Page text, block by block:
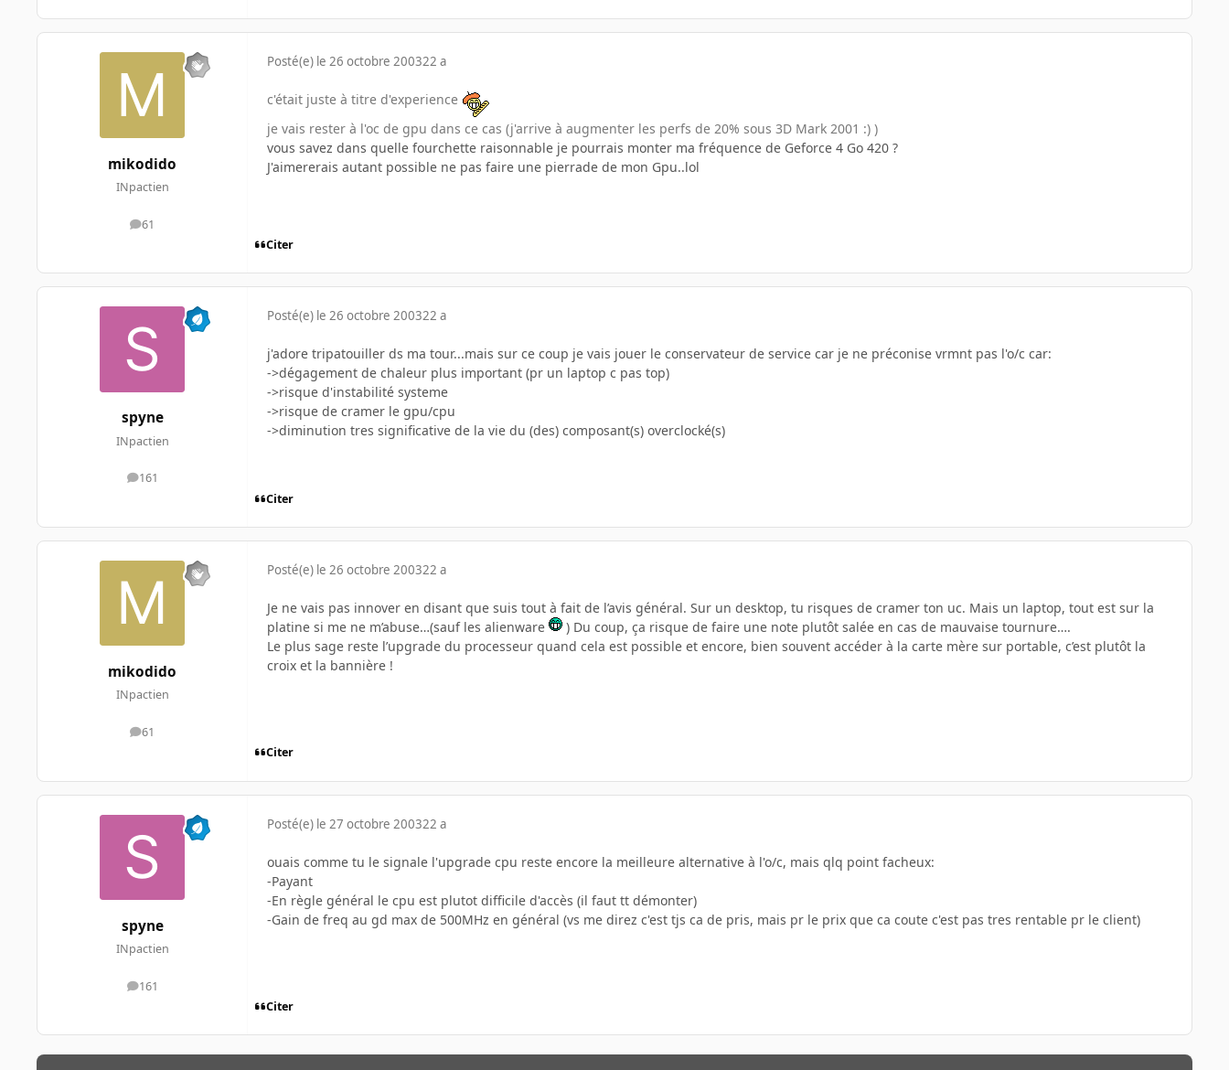
mikodido
INpactien
61
messages
Posté(e) le 26 octobre 200322 a
c'était juste à titre d'experience
je vais rester à l'oc de gpu dans ce cas (j'arrive à augmenter les perfs de 20% sous 3D Mark 2001 :) )
vous savez dans quelle fourchette raisonnable je pourrais monter ma fréquence de Geforce 4 Go 420 ?
J'aimererais autant possible ne pas faire une pierrade de mon Gpu..lol
Citer
spyne
INpactien
161
messages
Posté(e) le 26 octobre 200322 a
j'adore tripatouiller ds ma tour...mais sur ce coup je vais jouer le conservateur de service car je ne préconise vrmnt pas l'o/c car:
->dégagement de chaleur plus important (pr un laptop c pas top)
->risque d'instabilité systeme
->risque de cramer le gpu/cpu
->diminution tres significative de la vie du (des) composant(s) overclocké(s)
Citer
mikodido
INpactien
61
messages
Posté(e) le 26 octobre 200322 a
Je ne vais pas innover en disant que suis tout à fait de l’avis général. Sur un desktop, tu risques de cramer ton uc. Mais un laptop, tout est sur la
platine si me ne m’abuse…(sauf les alienware
) Du coup, ça risque de faire une note plutôt salée en cas de mauvaise tournure….
Le plus sage reste l’upgrade du processeur quand cela est possible et encore, bien souvent accéder à la carte mère sur portable, c’est plutôt la
croix et la bannière !
Citer
spyne
INpactien
161
messages
Posté(e) le 27 octobre 200322 a
ouais comme tu le signale l'upgrade cpu reste encore la meilleure alternative à l'o/c, mais qlq point facheux:
-Payant
-En règle général le cpu est plutot difficile d'accès (il faut tt démonter)
-Gain de freq au gd max de 500MHz en général (vs me direz c'est tjs ca de pris, mais pr le prix que ca coute c'est pas tres rentable pr le client)
Citer